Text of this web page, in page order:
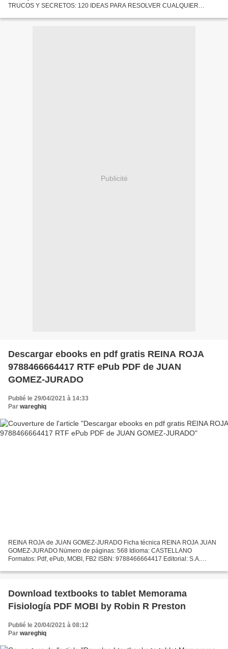
TRUCOS Y SECRETOS: 120 IDEAS PARA RESOLVER CUALQUIER
CASTELLANO Formatos: Pdf, ePub,...
Publicité
Descargar ebooks en pdf gratis REINA ROJA
9788466664417 RTF ePub PDF de JUAN
GOMEZ-JURADO
Publié le 29/04/2021 à 14:33
Par wareghiq
REINA ROJA de JUAN GOMEZ-JURADO Ficha técnica REINA ROJA JUAN
GOMEZ-JURADO Número de páginas: 568 Idioma: CASTELLANO
Formatos: Pdf, ePub, MOBI, FB2 ISBN: 9788466664417 Editorial: S.A.
ebooks...
Download textbooks to tablet Memorama
Fisiología PDF MOBI by Robin R Preston
Publié le 20/04/2021 à 08:12
Par wareghiq